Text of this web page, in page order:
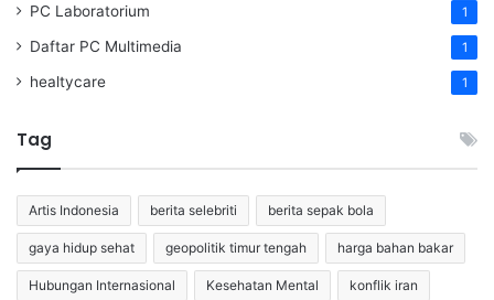
PC Laboratorium 1
Daftar PC Multimedia 1
healtycare 1
Tag
Artis Indonesia berita selebriti berita sepak bola
gaya hidup sehat geopolitik timur tengah harga bahan bakar
Hubungan Internasional Kesehatan Mental konflik iran